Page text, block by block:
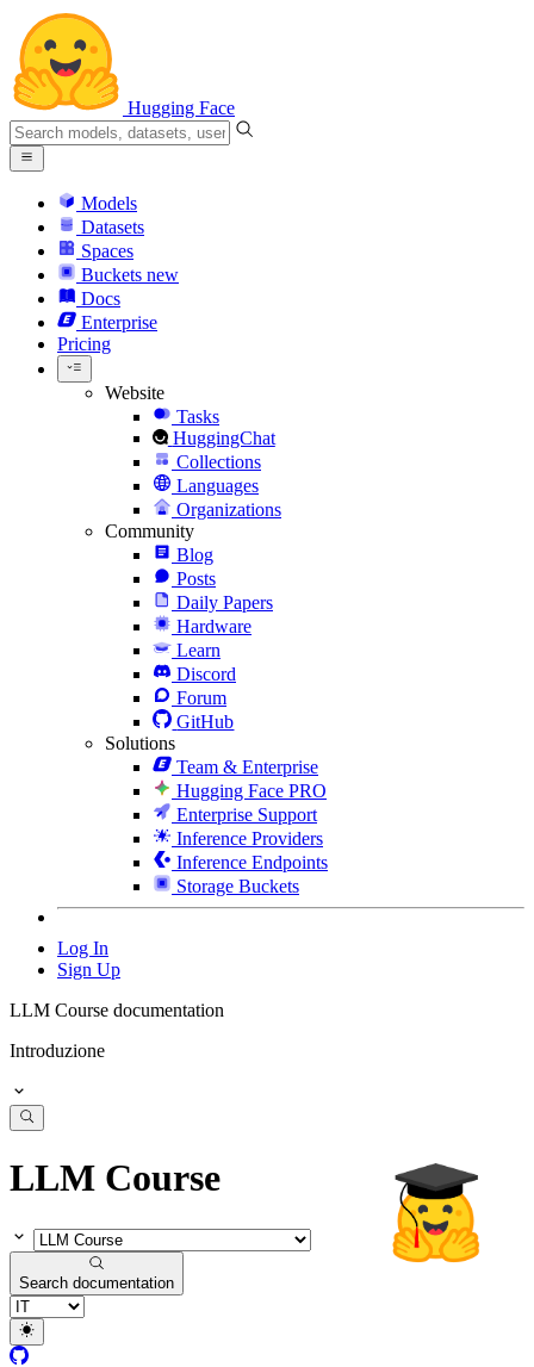
Hugging Face
Models
Datasets
Spaces
Buckets new
Docs
Enterprise
Pricing
Website
Tasks
HuggingChat
Collections
Languages
Organizations
Community
Blog
Posts
Daily Papers
Hardware
Learn
Discord
Forum
GitHub
Solutions
Team & Enterprise
Hugging Face PRO
Enterprise Support
Inference Providers
Inference Endpoints
Storage Buckets
Log In
Sign Up
LLM Course documentation
Introduzione
LLM Course
Search documentation